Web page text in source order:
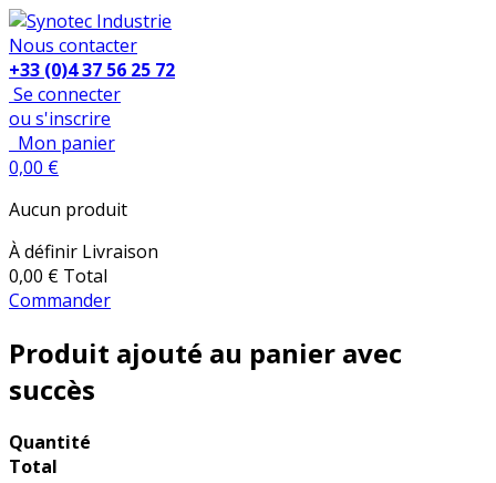
Nous contacter
+33 (0)4 37 56 25 72
Se connecter
ou s'inscrire
Mon panier
0,00 €
Aucun produit
À définir Livraison
0,00 € Total
Commander
Produit ajouté au panier avec
succès
Quantité
Total